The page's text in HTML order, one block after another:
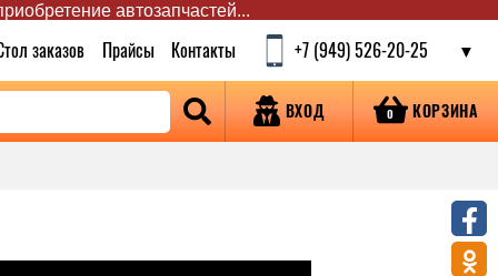
автозапчастей...
заказов Прайсы Контакты +7 (949) 526-20-25
ВХОД 0 КОРЗИНА